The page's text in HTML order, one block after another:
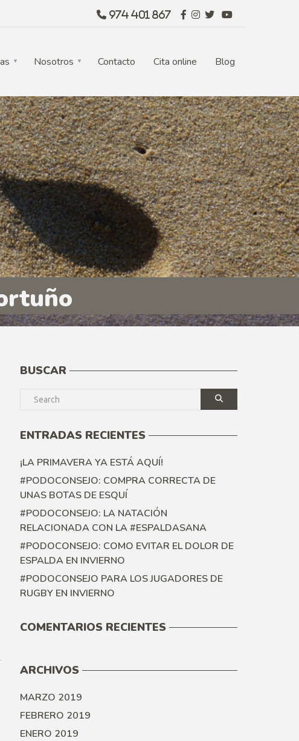
974 401 867
Nosotros Contacto Cita online Blog
BUSCAR
ENTRADAS RECIENTES
¡LA PRIMAVERA YA ESTÁ AQUÍ!
#PODOCONSEJO: COMPRA CORRECTA DE
UNAS BOTAS DE ESQUÍ
#PODOCONSEJO: LA NATACIÓN
RELACIONADA CON LA #ESPALDASANA
#PODOCONSEJO: COMO EVITAR EL DOLOR DE
ESPALDA EN INVIERNO
#PODOCONSEJO PARA LOS JUGADORES DE
RUGBY EN INVIERNO
COMENTARIOS RECIENTES
ARCHIVOS
MARZO 2019
FEBRERO 2019
ENERO 2019